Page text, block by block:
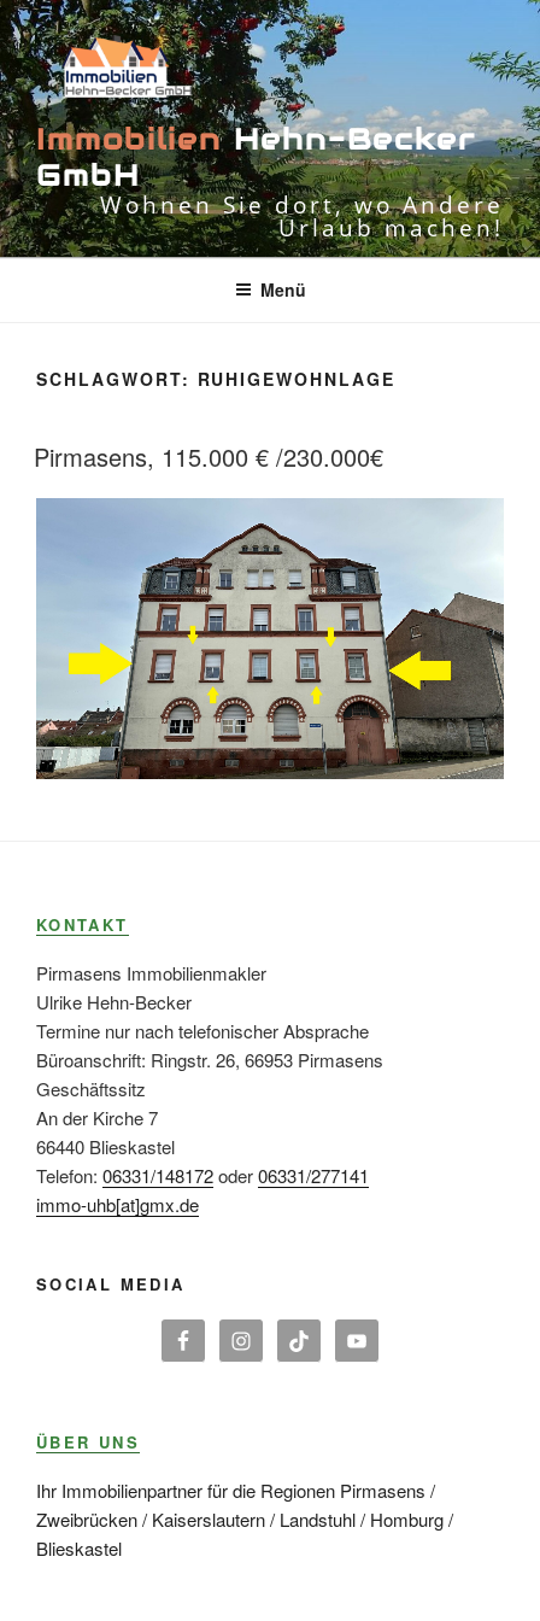
Zum
Inhalt
springen
Immobilien Hehn-Becker
GmbH
Wohnen Sie dort, wo Andere
Urlaub machen!
Menü
SCHLAGWORT: RUHIGEWOHNLAGE
Pirmasens, 115.000 € /230.000€
KONTAKT
Pirmasens Immobilienmakler
Ulrike Hehn-Becker
Termine nur nach telefonischer Absprache
Büroanschrift: Ringstr. 26, 66953 Pirmasens
Geschäftssitz
An der Kirche 7
66440 Blieskastel
Telefon: 06331/148172oder06331/277141
immo-uhb[at]gmx.de
SOCIAL MEDIA
ÜBER UNS
Ihr Immobilienpartner für die Regionen Pirmasens /
Zweibrücken / Kaiserslautern / Landstuhl / Homburg /
Blieskastel